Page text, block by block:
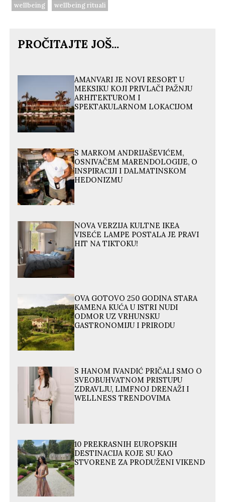
wellbeing
wellbeing rituali
PROČITAJTE JOŠ...
AMANVARI JE NOVI RESORT U
MEKSIKU KOJI PRIVLAČI PAŽNJU
ARHITEKTUROM I
SPEKTAKULARNOM LOKACIJOM
S MARKOM ANDRIJAŠEVIĆEM,
OSNIVAČEM MARENDOLOGIJE, O
INSPIRACIJI I DALMATINSKOM
HEDONIZMU
NOVA VERZIJA KULTNE IKEA
VISEĆE LAMPE POSTALA JE PRAVI
HIT NA TIKTOKU!
OVA GOTOVO 250 GODINA STARA
KAMENA KUĆA U ISTRI NUDI
ODMOR UZ VRHUNSKU
GASTRONOMIJU I PRIRODU
S HANOM IVANDIĆ PRIČALI SMO O
SVEOBUHVATNOM PRISTUPU
ZDRAVLJU, LIMFNOJ DRENAŽI I
WELLNESS TRENDOVIMA
10 PREKRASNIH EUROPSKIH
DESTINACIJA KOJE SU KAO
STVORENE ZA PRODUŽENI VIKEND